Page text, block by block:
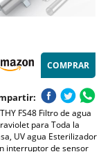
COMPRAR
FS48 Filtro de agua
para Toda la
UV agua Esterilizador
interruptor de sensor